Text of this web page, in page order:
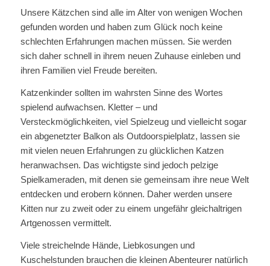
Unsere Kätzchen sind alle im Alter von wenigen Wochen
gefunden worden und haben zum Glück noch keine
schlechten Erfahrungen machen müssen. Sie werden
sich daher schnell in ihrem neuen Zuhause einleben und
ihren Familien viel Freude bereiten.
Katzenkinder sollten im wahrsten Sinne des Wortes
spielend aufwachsen. Kletter – und
Versteckmöglichkeiten, viel Spielzeug und vielleicht sogar
ein abgenetzter Balkon als Outdoorspielplatz, lassen sie
mit vielen neuen Erfahrungen zu glücklichen Katzen
heranwachsen. Das wichtigste sind jedoch pelzige
Spielkameraden, mit denen sie gemeinsam ihre neue Welt
entdecken und erobern können. Daher werden unsere
Kitten nur zu zweit oder zu einem ungefähr gleichaltrigen
Artgenossen vermittelt.
Viele streichelnde Hände, Liebkosungen und
Kuschelstunden brauchen die kleinen Abenteurer natürlich